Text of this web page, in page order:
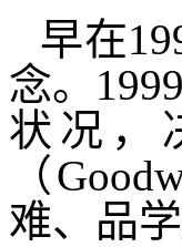
早在
念。 1999
状况，
（
难、品